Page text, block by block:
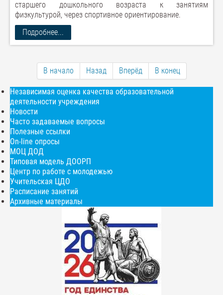
старшего дошкольного возраста к занятиям
физкультурой, через спортивное ориентирование.
Подробнее...
В начало Назад Вперёд В конец
Независимая оценка качества образовательной
деятельности учреждения
Новости
Часто задаваемые вопросы
Полезные ссылки
On-line опросы
МОЦ ДОД
Типовая модель ДООРП
Центр по работе с молодежью
Учительская ЦДО
Расписание занятий
Архивные материалы